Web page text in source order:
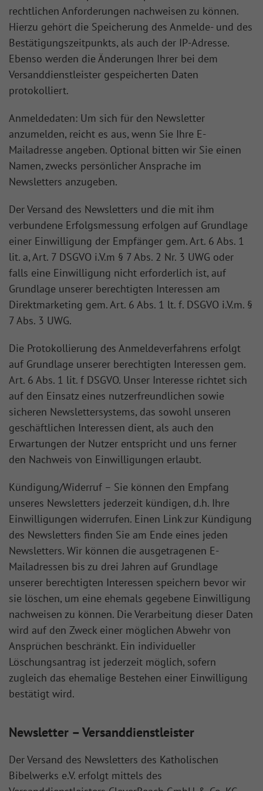
rechtlichen Anforderungen nachweisen zu können.
Hierzu gehört die Speicherung des Anmelde- und des
Bestätigungszeitpunkts, als auch der IP-Adresse.
Ebenso werden die Änderungen Ihrer bei dem
Versanddienstleister gespeicherten Daten
protokolliert.
Anmeldedaten: Um sich für den Newsletter
anzumelden, reicht es aus, wenn Sie Ihre E-
Mailadresse angeben. Optional bitten wir Sie einen
Namen, zwecks persönlicher Ansprache im
Newsletters anzugeben.
Der Versand des Newsletters und die mit ihm
verbundene Erfolgsmessung erfolgen auf Grundlage
einer Einwilligung der Empfänger gem. Art. 6 Abs. 1
lit. a, Art. 7 DSGVO i.V.m § 7 Abs. 2 Nr. 3 UWG oder
falls eine Einwilligung nicht erforderlich ist, auf
Grundlage unserer berechtigten Interessen am
Direktmarketing gem. Art. 6 Abs. 1 lt. f. DSGVO i.V.m. §
7 Abs. 3 UWG.
Die Protokollierung des Anmeldeverfahrens erfolgt
auf Grundlage unserer berechtigten Interessen gem.
Art. 6 Abs. 1 lit. f DSGVO. Unser Interesse richtet sich
auf den Einsatz eines nutzerfreundlichen sowie
sicheren Newslettersystems, das sowohl unseren
geschäftlichen Interessen dient, als auch den
Erwartungen der Nutzer entspricht und uns ferner
den Nachweis von Einwilligungen erlaubt.
Kündigung/Widerruf – Sie können den Empfang
unseres Newsletters jederzeit kündigen, d.h. Ihre
Einwilligungen widerrufen. Einen Link zur Kündigung
des Newsletters finden Sie am Ende eines jeden
Newsletters. Wir können die ausgetragenen E-
Mailadressen bis zu drei Jahren auf Grundlage
unserer berechtigten Interessen speichern bevor wir
sie löschen, um eine ehemals gegebene Einwilligung
nachweisen zu können. Die Verarbeitung dieser Daten
wird auf den Zweck einer möglichen Abwehr von
Ansprüchen beschränkt. Ein individueller
Löschungsantrag ist jederzeit möglich, sofern
zugleich das ehemalige Bestehen einer Einwilligung
bestätigt wird.
Newsletter – Versanddienstleister
Der Versand des Newsletters des Katholischen
Bibelwerks e.V. erfolgt mittels des